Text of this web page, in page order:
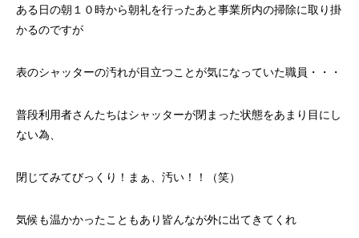
ある日の朝１０時から朝礼を行ったあと事業所内の掃除に取り掛
かるのですが
表のシャッターの汚れが目立つことが気になっていた職員・・・
普段利用者さんたちはシャッターが閉まった状態をあまり目にし
ない為、
閉じてみてびっくり！まぁ、汚い！！（笑）
気候も温かかったこともあり皆んなが外に出てきてくれ